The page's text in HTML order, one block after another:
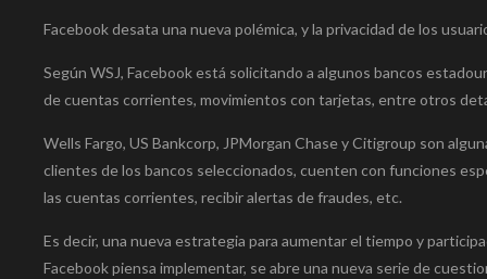
Facebook desata una nueva polémica, y la privacidad de los
Según WSJ, Facebook está solicitando a algunos bancos
de cuentas corrientes, movimientos con tarjetas, entre otros
Wells Fargo, US Bankcorp, JPMorgan Chase y Citigroup son
clientes de los bancos seleccionados, cuenten con funciones
las cuentas corrientes, recibir alertas de fraudes, etc.
Es decir, una nueva estrategia para aumentar el tiempo y
Facebook piensa implementar, se abre una nueva serie de